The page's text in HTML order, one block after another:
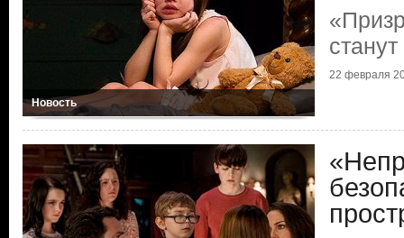
Новость
22 февраля